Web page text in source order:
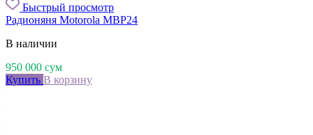
Быстрый просмотр
Радионяня Motorola MBP24
В наличии
950 000 сум
Купить В корзину